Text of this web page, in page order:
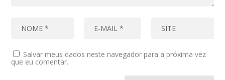
Salvar meus dados neste navegador para a próxima vez
que eu comentar.